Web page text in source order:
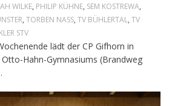
WILKE, PHILIP KÜHNE, SEM KOSTREWA,
, TORBEN NASS, TV BÜHLERTAL, TV
STV
lädt der CP Gifhorn in
Hahn-Gymnasiums (Brandweg